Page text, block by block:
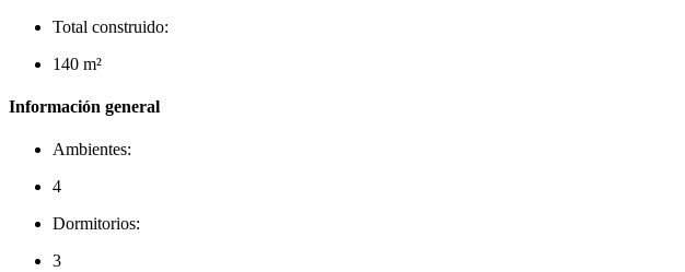
Total construido:
140 m²
Información general
Ambientes:
4
Dormitorios:
3